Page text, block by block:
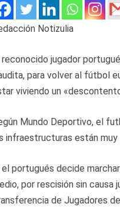
Notizulia
reconocido jugador
para volver al fútbol
viviendo un
Mundo Deportivo, el
infraestructuras están muy
el portugués decide
por rescisión sin
de Jugadores